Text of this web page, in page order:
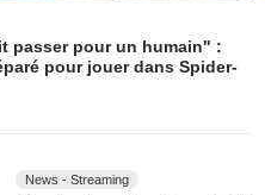
passer pour un humain" :
pour jouer dans Spider-
News - Streaming